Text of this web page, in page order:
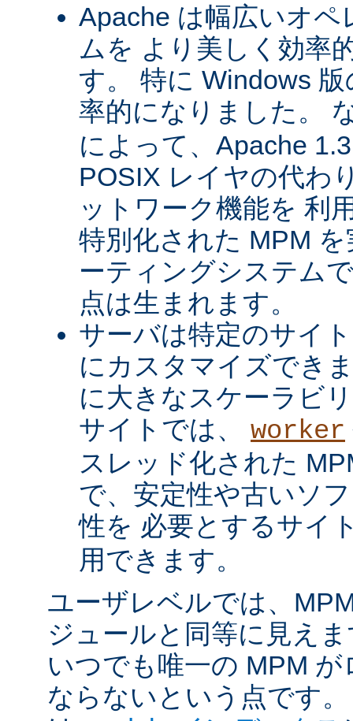
Apache は幅広いオ
ムを より美しく効率
す。 特に Windows
率的になりました。
によって、Apache
POSIX レイヤの代わ
ットワーク機能を 利
特別化された MPM
ーティングシステム
点は生まれます。
サーバは特定のサイ
にカスタマイズでき
に大きなスケーラビ
サイトでは、 worker
スレッド化された
で、安定性や古いソ
性を 必要とするサイ
用できます。
ユーザレベルでは、
ジュールと同等に見え
いつでも唯一の MPM
ならないという点です